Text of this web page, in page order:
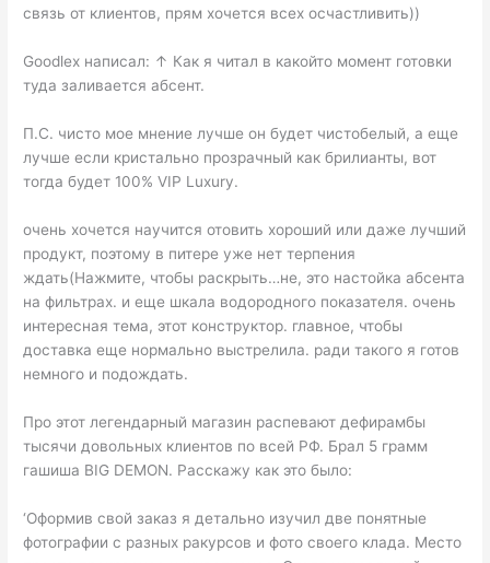
связь от клиентов, прям хочется всех осчастливить))
Goodlex написал: ↑ Как я читал в какойто момент готовки
туда заливается абсент.
П.С. чисто мое мнение лучше он будет чистобелый, а еще
лучше если кристально прозрачный как брилианты, вот
тогда будет 100% VIP Luxury.
очень хочется научится отовить хороший или даже лучший
продукт, поэтому в питере уже нет терпения
ждать(Нажмите, чтобы раскрыть…не, это настойка абсента
на фильтрах. и еще шкала водородного показателя. очень
интересная тема, этот конструктор. главное, чтобы
доставка еще нормально выстрелила. ради такого я готов
немного и подождать.
Про этот легендарный магазин распевают дефирамбы
тысячи довольных клиентов по всей РФ. Брал 5 грамм
гашиша BIG DEMON. Расскажу как это было:
‘Оформив свой заказ я детально изучил две понятные
фотографии с разных ракурсов и фото своего клада. Место